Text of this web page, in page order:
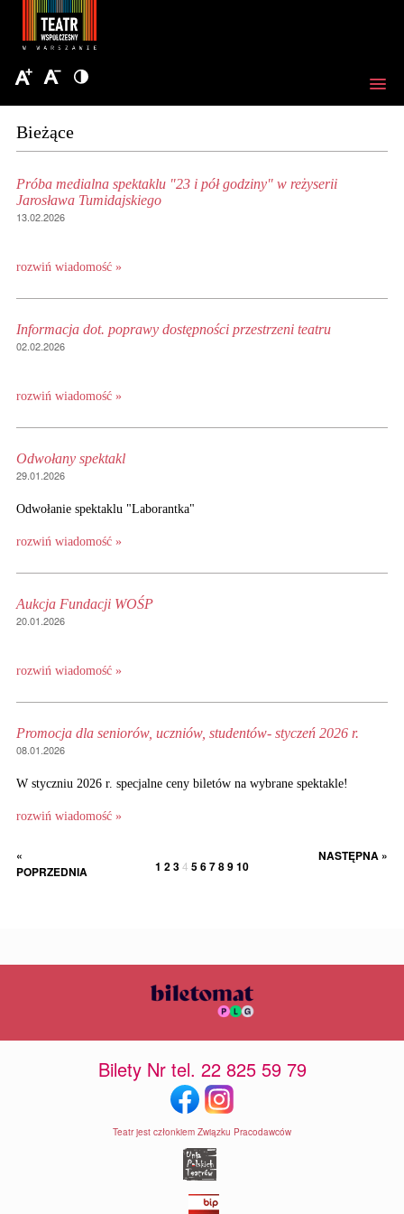
Bieżące
Próba medialna spektaklu "23 i pół godziny" w reżyserii
Jarosława Tumidajskiego
13.02.2026
rozwiń wiadomość »
Informacja dot. poprawy dostępności przestrzeni teatru
02.02.2026
rozwiń wiadomość »
Odwołany spektakl
29.01.2026
Odwołanie spektaklu "Laborantka"
rozwiń wiadomość »
Aukcja Fundacji WOŚP
20.01.2026
rozwiń wiadomość »
Promocja dla seniorów, uczniów, studentów- styczeń 2026 r.
08.01.2026
W styczniu 2026 r. specjalne ceny biletów na wybrane spektakle!
rozwiń wiadomość »
«
POPRZEDNIA
1 234 5678910
NASTĘPNA »
Bilety Nr tel. 22 825 59 79
Teatr jest członkiem Związku Pracodawców